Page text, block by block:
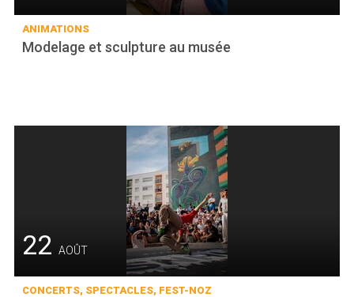
ANIMATIONS
Modelage et sculpture au musée
22 AOÛT
CONCERTS, SPECTACLES, FEST-NOZ